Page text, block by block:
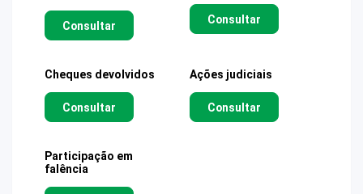
Consultar Consultar
Cheques devolvidos
Consultar
Ações judiciais
Consultar
Participação em
falência